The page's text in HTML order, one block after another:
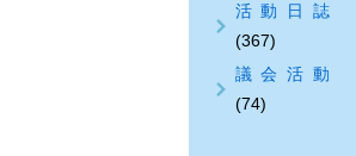
活動日誌
(367)
議会活動
(74)